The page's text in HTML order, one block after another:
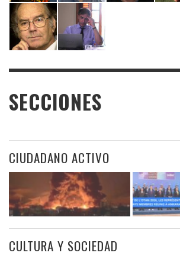
SECCIONES
CIUDADANO ACTIVO
CULTURA Y SOCIEDAD